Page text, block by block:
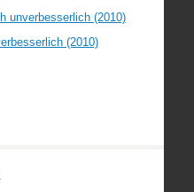
unverbesserlich (2010)
(2010)